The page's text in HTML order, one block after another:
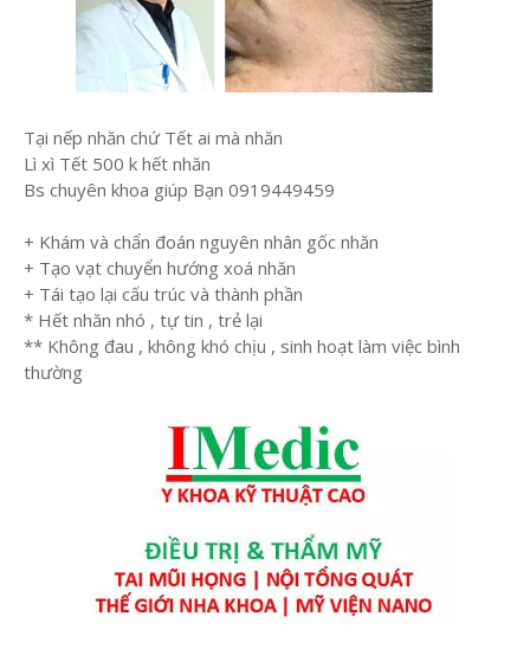
Tại nếp nhăn chứ Tết ai mà nhăn
Lì xì Tết 500 k hết nhăn
Bs chuyên khoa giúp Bạn 0919449459
+ Khám và chẩn đoán nguyên nhân gốc nhăn
+ Tạo vạt chuyển hướng xoá nhăn
+ Tái tạo lại cấu trúc và thành phần
* Hết nhăn nhó , tự tin , trẻ lại
** Không đau , không khó chịu , sinh hoạt làm việc bình
thường